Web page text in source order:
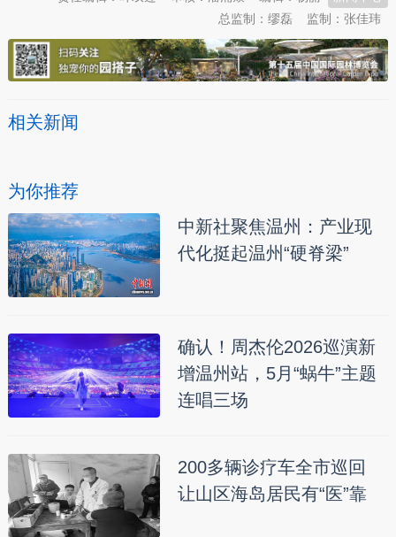
监制：张佳玮
总监制：缪磊
相关新闻
为你推荐
中新社聚焦温州：产业现
代化挺起温州“硬脊梁”
确认！周杰伦2026巡演新
增温州站，5月“蜗牛”主题
连唱三场
200多辆诊疗车全市巡回
让山区海岛居民有“医”靠